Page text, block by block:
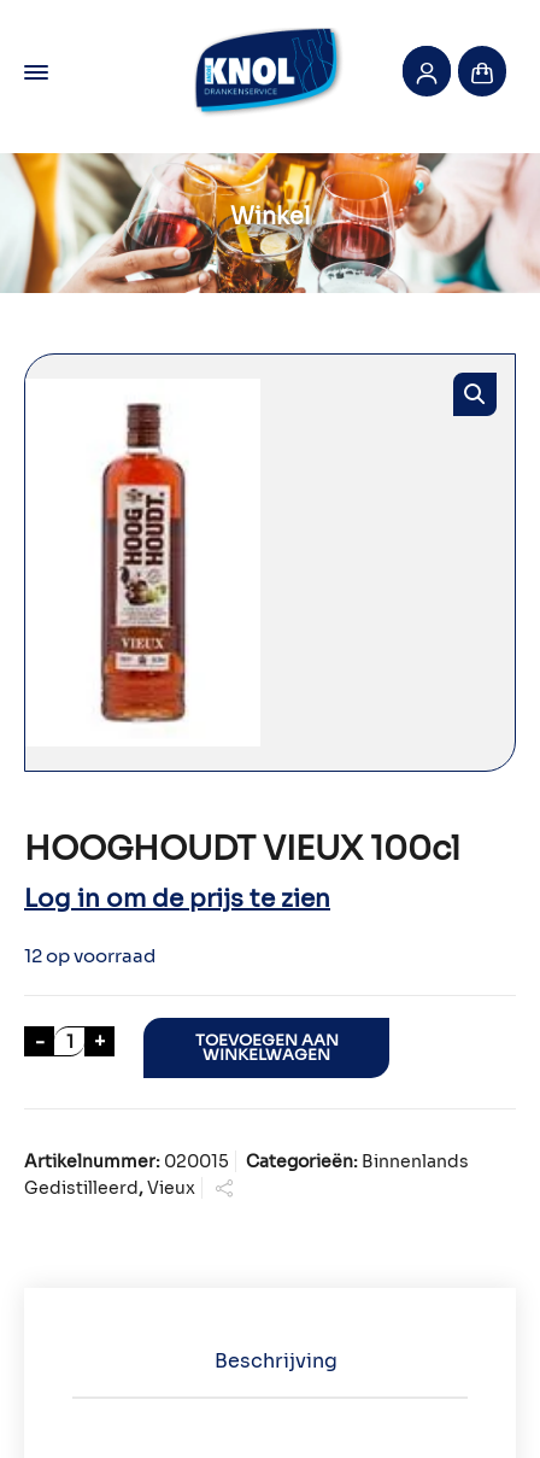
Winkel
HOOGHOUDT VIEUX 100cl
Log in om de prijs te zien
12 op voorraad
- HOOGHOUDT VIEUX 100cl aantal
+ TOEVOEGEN AAN
WINKELWAGEN
Artikelnummer: 020015 Categorieën: Binnenlands
Gedistilleerd,Vieux
Beschrijving